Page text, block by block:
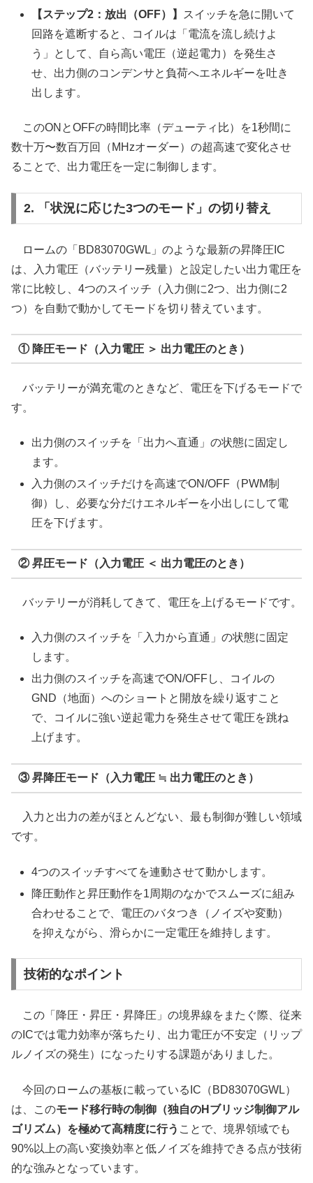
【ステップ2：放出（OFF）】
スイッチを急に開いて
回路を遮断すると、コイルは「電流を流し続けよ
う」として、自ら高い電圧（逆起電力）を発生さ
せ、出力側のコンデンサと負荷へエネルギーを吐き
出します。
このONとOFFの時間比率（デューティ比）を1秒間に
数十万〜数百万回（MHzオーダー）の超高速で変化させ
ることで、出力電圧を一定に制御します。
2. 「状況に応じた3つのモード」の切り替え
ロームの「BD83070GWL」のような最新の昇降圧IC
は、入力電圧（バッテリー残量）と設定したい出力電圧を
常に比較し、4つのスイッチ（入力側に2つ、出力側に2
つ）を自動で動かしてモードを切り替えています。
① 降圧モード（入力電圧 ＞ 出力電圧のとき）
バッテリーが満充電のときなど、電圧を下げるモードで
す。
出力側のスイッチを「出力へ直通」の状態に固定し
ます。
入力側のスイッチだけを高速でON/OFF（PWM制
御）し、必要な分だけエネルギーを小出しにして電
圧を下げます。
② 昇圧モード（入力電圧 ＜ 出力電圧のとき）
バッテリーが消耗してきて、電圧を上げるモードです。
入力側のスイッチを「入力から直通」の状態に固定
します。
出力側のスイッチを高速でON/OFFし、コイルの
GND（地面）へのショートと開放を繰り返すこと
で、コイルに強い逆起電力を発生させて電圧を跳ね
上げます。
③ 昇降圧モード（入力電圧 ≒ 出力電圧のとき）
入力と出力の差がほとんどない、最も制御が難しい領域
です。
4つのスイッチすべてを連動させて動かします。
降圧動作と昇圧動作を1周期のなかでスムーズに組み
合わせることで、電圧のバタつき（ノイズや変動）
を抑えながら、滑らかに一定電圧を維持します。
技術的なポイント
この「降圧・昇圧・昇降圧」の境界線をまたぐ際、従来
のICでは電力効率が落ちたり、出力電圧が不安定（リップ
ルノイズの発生）になったりする課題がありました。
今回のロームの基板に載っているIC（BD83070GWL）
は、このモード移行時の制御（独自のHブリッジ制御アル
ゴリズム）を極めて高精度に行う ことで、境界領域でも
90%以上の高い変換効率と低ノイズを維持できる点が技術
的な強みとなっています。